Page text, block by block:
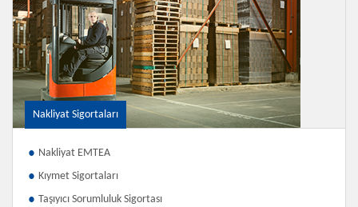
Nakliyat Sigortaları
Nakliyat EMTEA
Kıymet Sigortaları
Taşıyıcı Sorumluluk Sigortası